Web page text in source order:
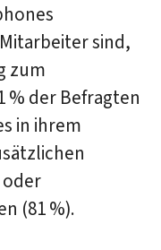
sind,
zum
% der Befragten
in ihrem
(81 %).